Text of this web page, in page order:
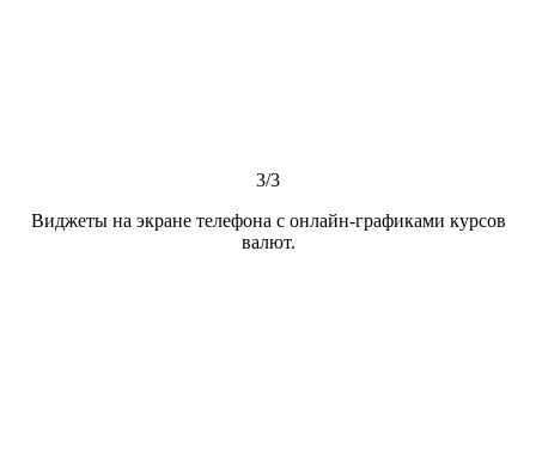
3/3
Виджеты на экране телефона с онлайн-графиками курсов
валют.